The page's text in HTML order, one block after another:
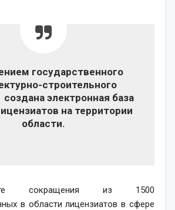
государственного
строительного
электронная база
на территории
области.
сокращения из 1500
в области лицензиатов в сфере